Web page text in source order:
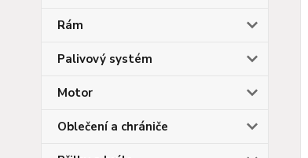
Rám
Palivový systém
Motor
Oblečení a chrániče